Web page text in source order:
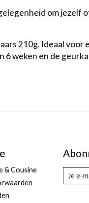
om jezelf
210g. Ideaal
weken en de
& Cousine